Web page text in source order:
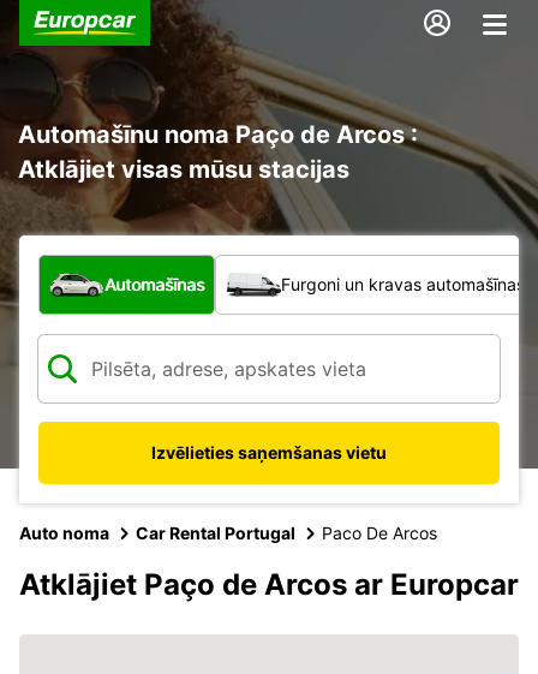
Automašīnu noma Paço de Arcos :
Atklājiet visas mūsu stacijas
Kāda veida transportlīdzeklis?
Automašīnas Furgoni un kravas automašīnas
Izvēlieties saņemšanas vietu
Auto noma Car Rental Portugal Paco De Arcos
Atklājiet Paço de Arcos ar Europcar